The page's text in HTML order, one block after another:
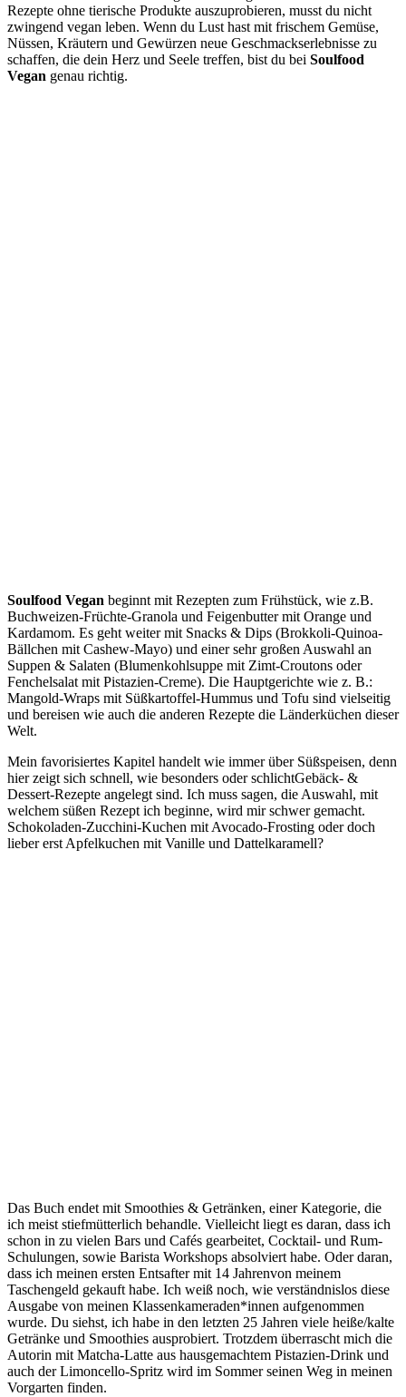
Rezepte ohne tierische Produkte auszuprobieren, musst du nicht
zwingend vegan leben. Wenn du Lust hast mit frischem Gemüse,
Nüssen, Kräutern und Gewürzen neue Geschmackserlebnisse zu
schaffen, die dein Herz und Seele treffen, bist du bei Soulfood
Vegan genau richtig.
Soulfood Vegan beginnt mit Rezepten zum Frühstück, wie z.B.
Buchweizen-Früchte-Granola und Feigenbutter mit Orange und
Kardamom. Es geht weiter mit Snacks & Dips (Brokkoli-Quinoa-
Bällchen mit Cashew-Mayo) und einer sehr großen Auswahl an
Suppen & Salaten (Blumenkohlsuppe mit Zimt-Croutons oder
Fenchelsalat mit Pistazien-Creme). Die Hauptgerichte wie z. B.:
Mangold-Wraps mit Süßkartoffel-Hummus und Tofu sind vielseitig
und bereisen wie auch die anderen Rezepte die Länderküchen dieser
Welt.
Mein favorisiertes Kapitel handelt wie immer über Süßspeisen, denn
hier zeigt sich schnell, wie besonders oder schlichtGebäck- &
Dessert-Rezepte angelegt sind. Ich muss sagen, die Auswahl, mit
welchem süßen Rezept ich beginne, wird mir schwer gemacht.
Schokoladen-Zucchini-Kuchen mit Avocado-Frosting oder doch
lieber erst Apfelkuchen mit Vanille und Dattelkaramell?
Das Buch endet mit Smoothies & Getränken, einer Kategorie, die
ich meist stiefmütterlich behandle. Vielleicht liegt es daran, dass ich
schon in zu vielen Bars und Cafés gearbeitet, Cocktail- und Rum-
Schulungen, sowie Barista Workshops absolviert habe. Oder daran,
dass ich meinen ersten Entsafter mit 14 Jahrenvon meinem
Taschengeld gekauft habe. Ich weiß noch, wie verständnislos diese
Ausgabe von meinen Klassenkameraden*innen aufgenommen
wurde. Du siehst, ich habe in den letzten 25 Jahren viele heiße/kalte
Getränke und Smoothies ausprobiert. Trotzdem überrascht mich die
Autorin mit Matcha-Latte aus hausgemachtem Pistazien-Drink und
auch der Limoncello-Spritz wird im Sommer seinen Weg in meinen
Vorgarten finden.